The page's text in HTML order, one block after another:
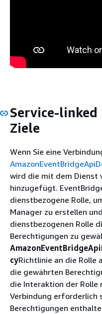
Service-linked
Ziele
Wenn Sie eine
wird die mit dem Dienst
hinzugefügt.
dienstbezogene Rolle,
Manager zu erstellen
dienstbezogenen Rolle
Berechtigungen zu
cyRichtlinie an die Rolle
die gewährten
die Interaktion der
Verbindung erforderlich
Berechtigungen